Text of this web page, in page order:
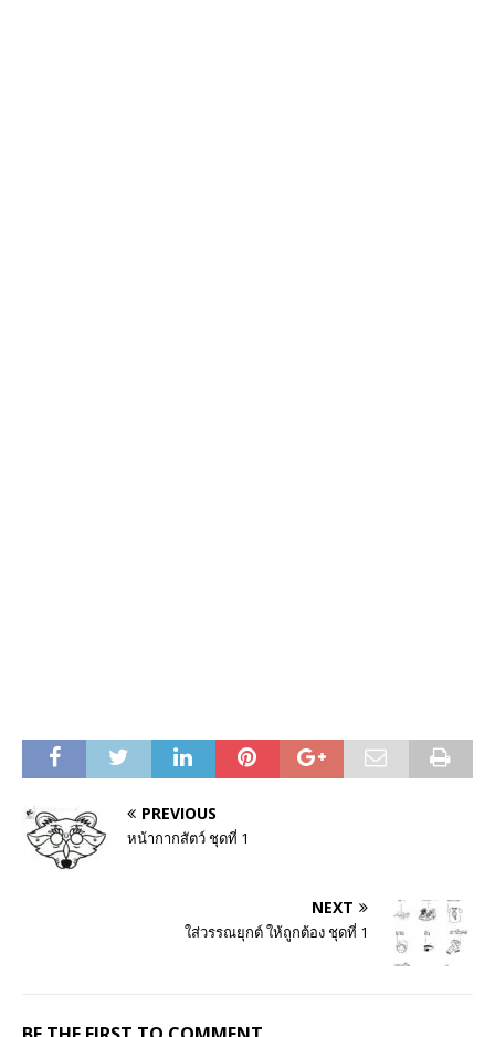
PREVIOUS
หน้ากากสัตว์ ชุดที่ 1
NEXT
ใส่วรรณยุกต์ ให้ถูกต้อง ชุดที่ 1